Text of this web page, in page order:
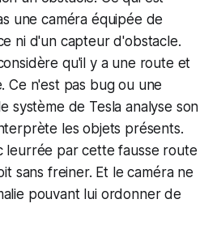
une caméra équipée de
ni d'un capteur d'obstacle.
qu'il y a une route et
Ce n'est pas bug ou une
système de Tesla analyse son
les objets présents.
leurrée par cette fausse route
sans freiner. Et le caméra ne
pouvant lui ordonner de